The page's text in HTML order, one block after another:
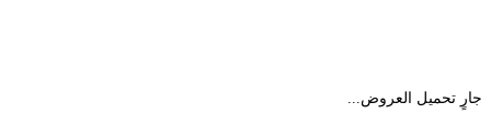
تحميل العروض...